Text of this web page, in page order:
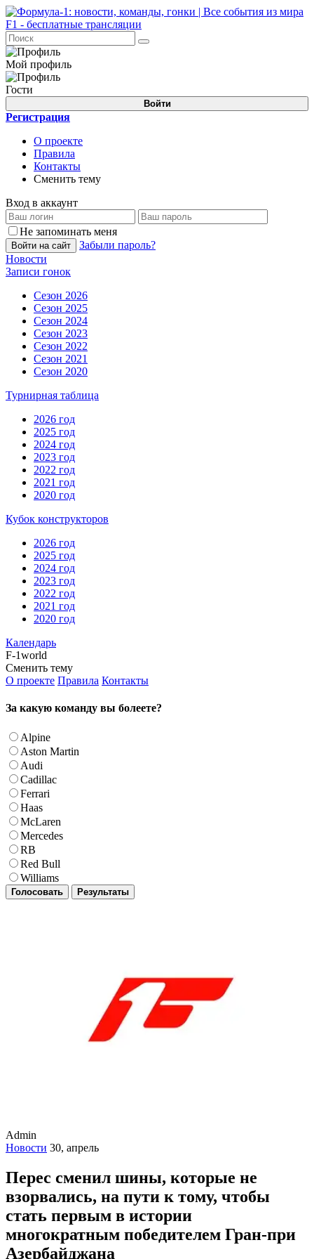
Мой профиль
Гости
Войти
Регистрация
О проекте
Правила
Контакты
Сменить тему
Вход в аккаунт
Не запоминать меня
Войти на сайт
Забыли пароль?
Новости
Записи гонок
Сезон 2026
Сезон 2025
Сезон 2024
Сезон 2023
Сезон 2022
Сезон 2021
Сезон 2020
Турнирная таблица
2026 год
2025 год
2024 год
2023 год
2022 год
2021 год
2020 год
Кубок конструкторов
2026 год
2025 год
2024 год
2023 год
2022 год
2021 год
2020 год
Календарь
F-1world
Сменить тему
О проекте Правила Контакты
За какую команду вы болеете?
Alpine
Aston Martin
Audi
Cadillac
Ferrari
Haas
McLaren
Mercedes
RB
Red Bull
Williams
Голосовать Результаты
Admin
Новости 30, апрель
Перес сменил шины, которые не
взорвались, на пути к тому, чтобы
стать первым в истории
многократным победителем Гран-при
Азербайджана